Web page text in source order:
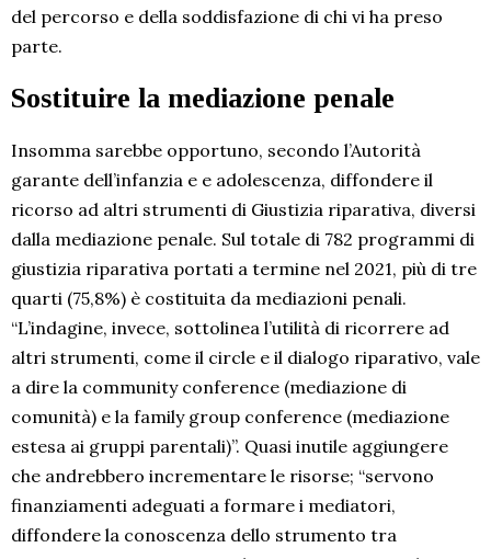
del percorso e della soddisfazione di chi vi ha preso
parte.
Sostituire la mediazione penale
Insomma sarebbe opportuno, secondo l’Autorità
garante dell’infanzia e e adolescenza, diffondere il
ricorso ad altri strumenti di Giustizia riparativa, diversi
dalla mediazione penale. Sul totale di 782 programmi di
giustizia riparativa portati a termine nel 2021, più di tre
quarti (75,8%) è costituita da mediazioni penali.
“L’indagine, invece, sottolinea l’utilità di ricorrere ad
altri strumenti, come il circle e il dialogo riparativo, vale
a dire la community conference (mediazione di
comunità) e la family group conference (mediazione
estesa ai gruppi parentali)”. Quasi inutile aggiungere
che andrebbero incrementare le risorse; “servono
finanziamenti adeguati a formare i mediatori,
diffondere la conoscenza dello strumento tra